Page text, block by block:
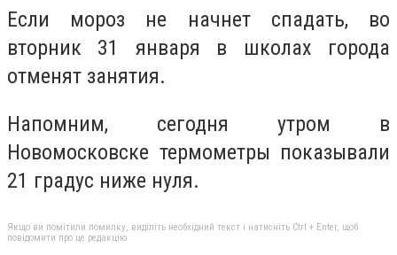
Если мороз не начнет спадать, во
вторник 31 января в школах города
отменят занятия.
Напомним, сегодня утром в
Новомосковске термометры показывали
21 градус ниже нуля.
Якщо ви помітили помилку, виділіть необхідний текст і натисніть Ctrl + Enter, щоб
повідомити про це редакцію